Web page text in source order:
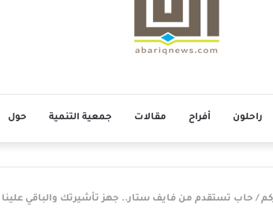
راحلون أفراح مقالات جمعية التنمية حول
/ حاب تستقدم من فايف ستار.. جهز تأشيرتك والباقي علينا